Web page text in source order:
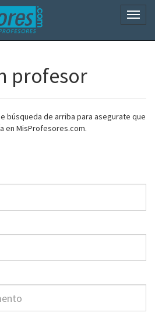
profesor
búsqueda de arriba para asegurate que
en MisProfesores.com.